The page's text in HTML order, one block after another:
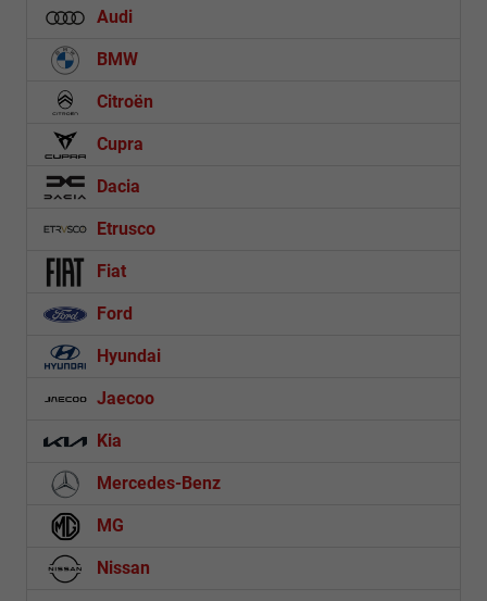
Audi
BMW
Citroën
Cupra
Dacia
Etrusco
Fiat
Ford
Hyundai
Jaecoo
Kia
Mercedes-Benz
MG
Nissan